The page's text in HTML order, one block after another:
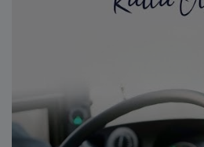
Giriş
Kayıt